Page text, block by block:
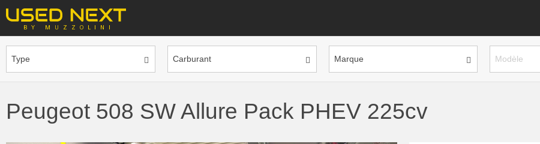
Type Carburant Marque Modèle
Peugeot 508 SW Allure Pack PHEV 225cv